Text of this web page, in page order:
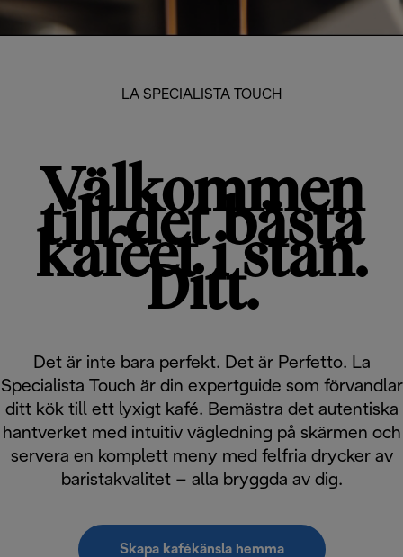
LA SPECIALISTA TOUCH
Välkommen
till det bästa
kaféet i stan.
Ditt.
Det är inte bara perfekt. Det är Perfetto. La
Specialista Touch är din expertguide som förvandlar
ditt kök till ett lyxigt kafé. Bemästra det autentiska
hantverket med intuitiv vägledning på skärmen och
servera en komplett meny med felfria drycker av
baristakvalitet – alla bryggda av dig.
Skapa kafékänsla hemma